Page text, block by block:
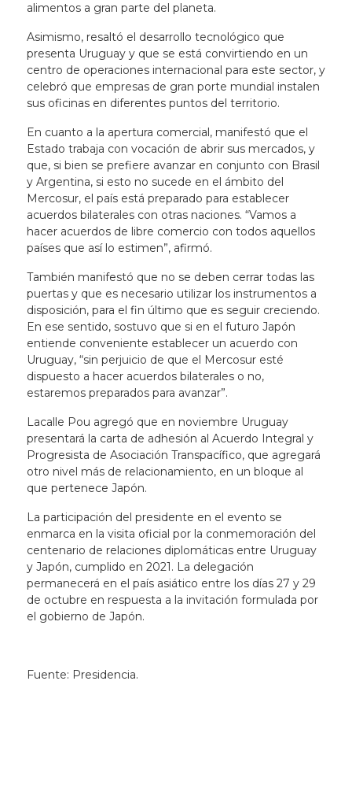
alimentos a gran parte del planeta.
Asimismo, resaltó el desarrollo tecnológico que
presenta Uruguay y que se está convirtiendo en un
centro de operaciones internacional para este sector, y
celebró que empresas de gran porte mundial instalen
sus oficinas en diferentes puntos del territorio.
En cuanto a la apertura comercial, manifestó que el
Estado trabaja con vocación de abrir sus mercados, y
que, si bien se prefiere avanzar en conjunto con Brasil
y Argentina, si esto no sucede en el ámbito del
Mercosur, el país está preparado para establecer
acuerdos bilaterales con otras naciones. “Vamos a
hacer acuerdos de libre comercio con todos aquellos
países que así lo estimen”, afirmó.
También manifestó que no se deben cerrar todas las
puertas y que es necesario utilizar los instrumentos a
disposición, para el fin último que es seguir creciendo.
En ese sentido, sostuvo que si en el futuro Japón
entiende conveniente establecer un acuerdo con
Uruguay, “sin perjuicio de que el Mercosur esté
dispuesto a hacer acuerdos bilaterales o no,
estaremos preparados para avanzar”.
Lacalle Pou agregó que en noviembre Uruguay
presentará la carta de adhesión al Acuerdo Integral y
Progresista de Asociación Transpacífico, que agregará
otro nivel más de relacionamiento, en un bloque al
que pertenece Japón.
La participación del presidente en el evento se
enmarca en la visita oficial por la conmemoración del
centenario de relaciones diplomáticas entre Uruguay
y Japón, cumplido en 2021. La delegación
permanecerá en el país asiático entre los días 27 y 29
de octubre en respuesta a la invitación formulada por
el gobierno de Japón.
Fuente: Presidencia.